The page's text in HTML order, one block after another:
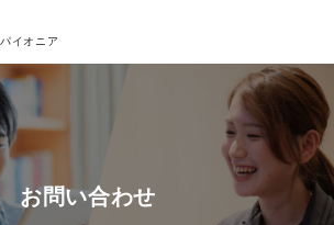
パイオニア
お問い合わせ